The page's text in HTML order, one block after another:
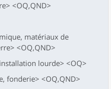
<OQ,QND>
matériaux de
<OQ,QND>
lourde> <OQ>
fonderie> <OQ,QND>